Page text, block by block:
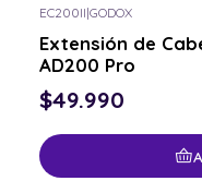
EC200II|GODOX
Extensión de
AD200 Pro
$49.990